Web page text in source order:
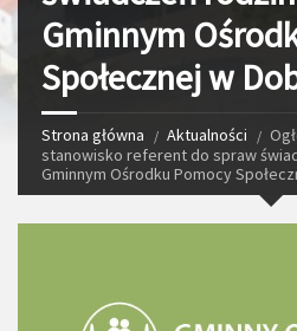
Gminnym
Społecznej w
Strona główna Aktualności
stanowisko referent do spraw
Gminnym Ośrodku Pomocy